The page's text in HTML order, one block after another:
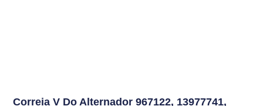
Correia V Do Alternador967122, 13977741,